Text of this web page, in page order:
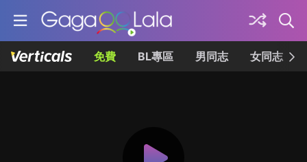
免費 BL專區 男同志 女同志